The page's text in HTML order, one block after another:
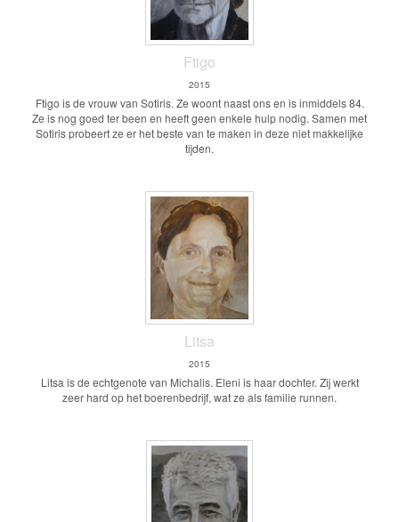
Ftigo
2015
Ftigo is de vrouw van Sotiris. Ze woont naast ons en is inmiddels 84.
Ze is nog goed ter been en heeft geen enkele hulp nodig. Samen met
Sotiris probeert ze er het beste van te maken in deze niet makkelijke
tijden.
Litsa
2015
Litsa is de echtgenote van Michalis. Eleni is haar dochter. Zij werkt
zeer hard op het boerenbedrijf, wat ze als familie runnen.